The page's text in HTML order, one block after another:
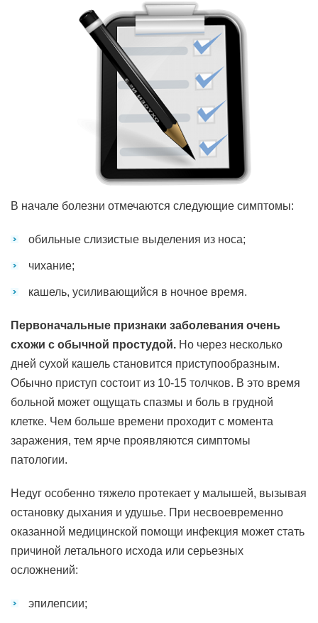
В начале болезни отмечаются следующие симптомы:
обильные слизистые выделения из носа;
чихание;
кашель, усиливающийся в ночное время.
Первоначальные признаки заболевания очень
схожи с обычной простудой. Но через несколько
дней сухой кашель становится приступообразным.
Обычно приступ состоит из 10-15 толчков. В это время
больной может ощущать спазмы и боль в грудной
клетке. Чем больше времени проходит с момента
заражения, тем ярче проявляются симптомы
патологии.
Недуг особенно тяжело протекает у малышей, вызывая
остановку дыхания и удушье. При несвоевременно
оказанной медицинской помощи инфекция может стать
причиной летального исхода или серьезных
осложнений:
эпилепсии;